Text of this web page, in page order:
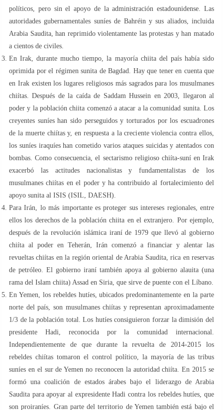
políticos, pero sin el apoyo de la administración estadounidense. Las
autoridades gubernamentales suníes de Bahréin y sus aliados, incluida
Arabia Saudita, han reprimido violentamente las protestas y han matado
a cientos de civiles.
En Irak, durante mucho tiempo, la mayoría chiita del país había sido
oprimida por el régimen sunita de Bagdad. Hay que tener en cuenta que
en Irak existen los lugares religiosos más sagrados para los musulmanes
chiítas. Después de la caída de Saddam Hussein en 2003, llegaron al
poder y la población chiita comenzó a atacar a la comunidad sunita. Los
creyentes suníes han sido perseguidos y torturados por los escuadrones
de la muerte chiítas y, en respuesta a la creciente violencia contra ellos,
los suníes iraquíes han cometido varios ataques suicidas y atentados con
bombas. Como consecuencia, el sectarismo religioso chiíta-suní en Irak
exacerbó las actitudes nacionalistas y fundamentalistas de los
musulmanes chiítas en el poder y ha contribuido al fortalecimiento del
apoyo sunita al ISIS (ISIL, DAESH).
Para Irán, lo más importante es proteger sus intereses regionales, entre
ellos los derechos de la población chiita en el extranjero. Por ejemplo,
después de la revolución islámica iraní de 1979 que llevó al gobierno
chiíta al poder en Teherán, Irán comenzó a financiar y alentar las
revueltas chiítas en la región oriental de Arabia Saudita, rica en reservas
de petróleo. El gobierno iraní también apoya al gobierno alauita (una
rama del Islam chiita) Assad en Siria, que sirve de puente con el Líbano.
En Yemen, los rebeldes hutíes, ubicados predominantemente en la parte
norte del país, son musulmanes chiítas y representan aproximadamente
1/3 de la población total. Los hutíes consiguieron forzar la dimisión del
presidente Hadi, reconocida por la comunidad internacional.
Independientemente de que durante la revuelta de 2014-2015 los
rebeldes chiítas tomaron el control político, la mayoría de las tribus
suníes en el sur de Yemen no reconocen la autoridad chiíta. En 2015 se
formó una coalición de estados árabes bajo el liderazgo de Arabia
Saudita para apoyar al expresidente Hadi contra los rebeldes hutíes, que
son proiraníes. Gran parte del territorio de Yemen también está bajo el